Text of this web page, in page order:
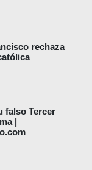
rechaza
falso Tercer
|